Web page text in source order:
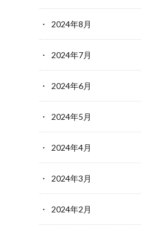
2024年8月
2024年7月
2024年6月
2024年5月
2024年4月
2024年3月
2024年2月